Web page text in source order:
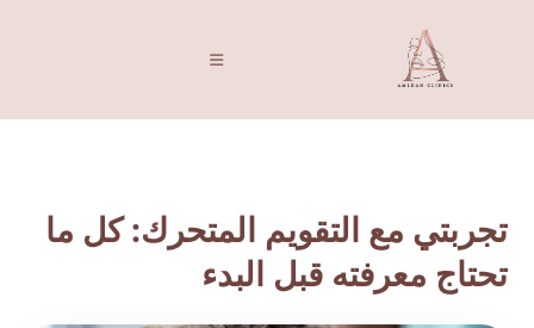
تجربتي مع التقويم المتحرك: كل ما
تحتاج معرفته قبل البدء